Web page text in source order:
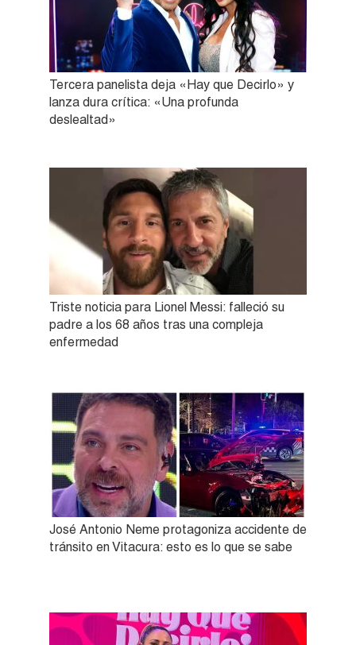
Tercera panelista deja «Hay que Decirlo» y
lanza dura crítica: «Una profunda
deslealtad»
Triste noticia para Lionel Messi: falleció su
padre a los 68 años tras una compleja
enfermedad
José Antonio Neme protagoniza accidente de
tránsito en Vitacura: esto es lo que se sabe